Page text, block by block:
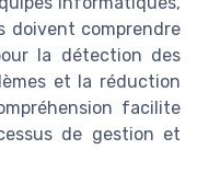
doivent comprendre
la détection des
et la réduction
facilite
de gestion et